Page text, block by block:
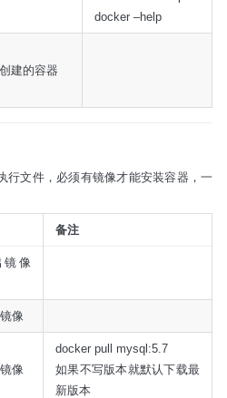
docker –help
建的容器
行文件，必须有镜像才能安装容器，一
备注
镜像
像
像
docker pull mysql:5.7
如果不写版本就默认下载最
新版本